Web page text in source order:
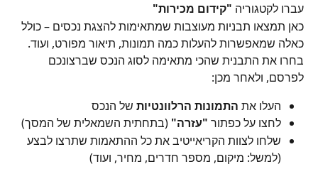
עברו לקטגוריה "קידום מכירות"
כאן תמצאו תבניות מעוצבות שמתאימות להצגת נכסים – כולל
כאלה שמאפשרות להעלות כמה תמונות, תיאור מפורט, ועוד.
בחרו את התבנית שהכי מתאימה לסוג הנכס שברצונכם
לפרסם, ולאחר מכן:
העלו את התמונות הרלוונטיות של הנכס
לחצו על כפתור "עזרה" (בתחתית השמאלית של המסך)
שלחו לצוות הקריאייטיב את כל ההתאמות שתרצו לבצע
(למשל: מיקום, מספר חדרים, מחיר, ועוד)